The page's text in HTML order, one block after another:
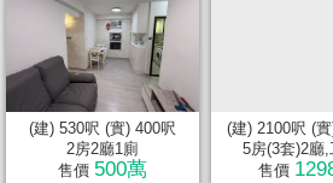
(建) 530呎 (實) 400呎
2房2廳1廁
售價 500萬
(建) 2100呎 (
5房(3套)2廳,
售價